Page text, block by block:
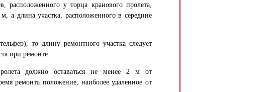
расположенного у торца кранового пролета,
длина участка, расположенного в середине
то длину ремонтного участка следует
при ремонте:
должно оставаться не менее 2 м от
ремонта положение, наиболее удаленное от